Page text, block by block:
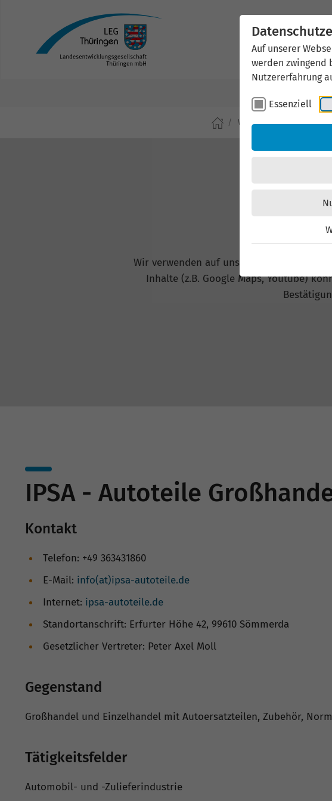
Auf unserer
werden zwingend
Nutzererfahrung
Essenziell
Aktuelles
Wirtschaftsförderung
Wir verwenden auf unserer Website
Inhalte (z.B. Google Maps, Youtube)
IPSA - Autoteile
Kontakt
Telefon: +49 363431860
E-Mail: info(at)ipsa-autoteile.de
Internet: ipsa-autoteile.de
Standortanschrift: Erfurter Höhe 42, 99610 Sömmerda
Gesetzlicher Vertreter: Peter Axel Moll
Gegenstand
Großhandel und Einzelhandel mit Autoersatzteilen, Zubehör,
Tätigkeitsfelder
Automobil- und -Zulieferindustrie